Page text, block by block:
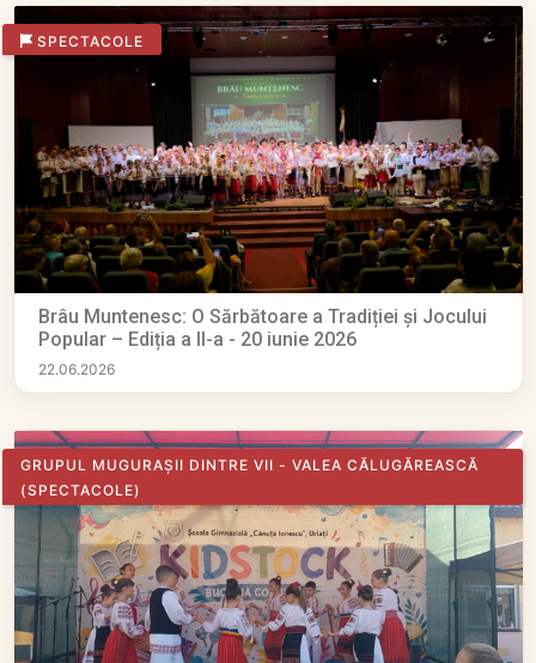
SPECTACOLE
Brâu Muntenesc: O Sărbătoare a Tradiției și Jocului
Popular – Ediția a II-a - 20 iunie 2026
22.06.2026
GRUPUL MUGURAȘII DINTRE VII - VALEA CĂLUGĂREASCĂ
(SPECTACOLE)